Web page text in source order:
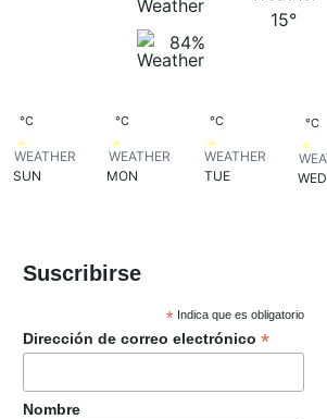
84%
15°
°C
SUN
°C
MON
°C
TUE
°C
WED
Suscribirse
* Indica que es obligatorio
Dirección de correo electrónico *
Nombre